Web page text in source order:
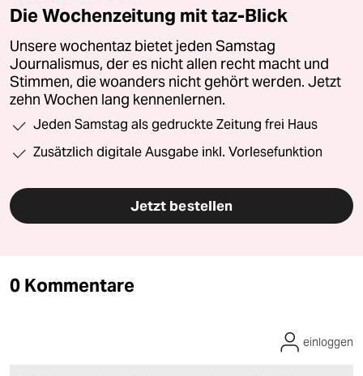
Die Wochenzeitung mit taz-Blick
Unsere wochentaz bietet jeden Samstag
Journalismus, der es nicht allen recht macht und
Stimmen, die woanders nicht gehört werden. Jetzt
zehn Wochen lang kennenlernen.
Jeden Samstag als gedruckte Zeitung frei Haus
Zusätzlich digitale Ausgabe inkl. Vorlesefunktion
Jetzt bestellen
0 Kommentare
einloggen